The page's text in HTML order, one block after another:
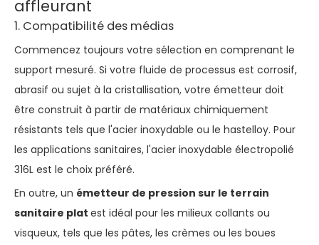
affleurant
1. Compatibilité des médias
Commencez toujours votre sélection en comprenant le
support mesuré. Si votre fluide de processus est corrosif,
abrasif ou sujet à la cristallisation, votre émetteur doit
être construit à partir de matériaux chimiquement
résistants tels que l'acier inoxydable ou le hastelloy. Pour
les applications sanitaires, l'acier inoxydable électropolié
316L est le choix préféré.
En outre, un émetteur de pression sur le terrain
sanitaire plat est idéal pour les milieux collants ou
visqueux, tels que les pâtes, les crèmes ou les boues